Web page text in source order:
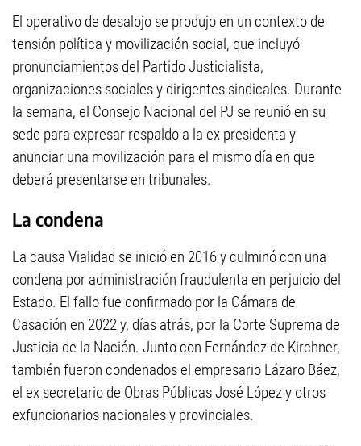
El operativo de desalojo se produjo en un contexto de
tensión política y movilización social, que incluyó
pronunciamientos del Partido Justicialista,
organizaciones sociales y dirigentes sindicales. Durante
la semana, el Consejo Nacional del PJ se reunió en su
sede para expresar respaldo a la ex presidenta y
anunciar una movilización para el mismo día en que
deberá presentarse en tribunales.
La condena
La causa Vialidad se inició en 2016 y culminó con una
condena por administración fraudulenta en perjuicio del
Estado. El fallo fue confirmado por la Cámara de
Casación en 2022 y, días atrás, por la Corte Suprema de
Justicia de la Nación. Junto con Fernández de Kirchner,
también fueron condenados el empresario Lázaro Báez,
el ex secretario de Obras Públicas José López y otros
exfuncionarios nacionales y provinciales.